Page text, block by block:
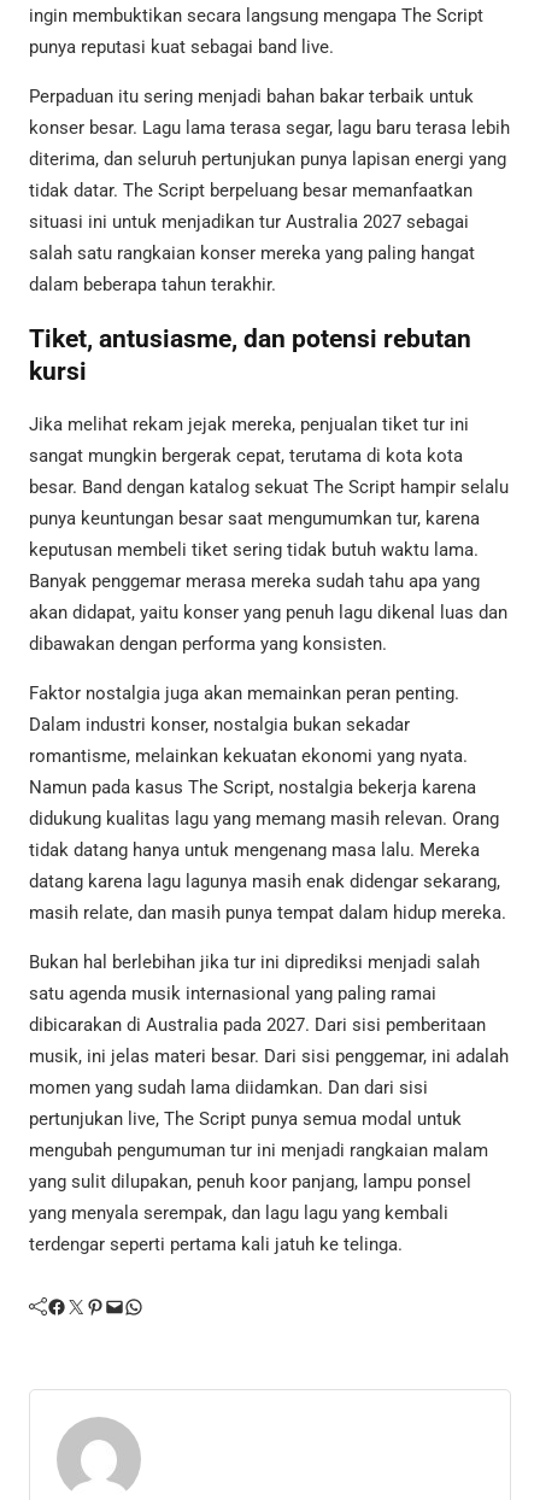
ingin membuktikan secara langsung mengapa The Script
punya reputasi kuat sebagai band live.
Perpaduan itu sering menjadi bahan bakar terbaik untuk
konser besar. Lagu lama terasa segar, lagu baru terasa lebih
diterima, dan seluruh pertunjukan punya lapisan energi yang
tidak datar. The Script berpeluang besar memanfaatkan
situasi ini untuk menjadikan tur Australia 2027 sebagai
salah satu rangkaian konser mereka yang paling hangat
dalam beberapa tahun terakhir.
Tiket, antusiasme, dan potensi rebutan
kursi
Jika melihat rekam jejak mereka, penjualan tiket tur ini
sangat mungkin bergerak cepat, terutama di kota kota
besar. Band dengan katalog sekuat The Script hampir selalu
punya keuntungan besar saat mengumumkan tur, karena
keputusan membeli tiket sering tidak butuh waktu lama.
Banyak penggemar merasa mereka sudah tahu apa yang
akan didapat, yaitu konser yang penuh lagu dikenal luas dan
dibawakan dengan performa yang konsisten.
Faktor nostalgia juga akan memainkan peran penting.
Dalam industri konser, nostalgia bukan sekadar
romantisme, melainkan kekuatan ekonomi yang nyata.
Namun pada kasus The Script, nostalgia bekerja karena
didukung kualitas lagu yang memang masih relevan. Orang
tidak datang hanya untuk mengenang masa lalu. Mereka
datang karena lagu lagunya masih enak didengar sekarang,
masih relate, dan masih punya tempat dalam hidup mereka.
Bukan hal berlebihan jika tur ini diprediksi menjadi salah
satu agenda musik internasional yang paling ramai
dibicarakan di Australia pada 2027. Dari sisi pemberitaan
musik, ini jelas materi besar. Dari sisi penggemar, ini adalah
momen yang sudah lama diidamkan. Dan dari sisi
pertunjukan live, The Script punya semua modal untuk
mengubah pengumuman tur ini menjadi rangkaian malam
yang sulit dilupakan, penuh koor panjang, lampu ponsel
yang menyala serempak, dan lagu lagu yang kembali
terdengar seperti pertama kali jatuh ke telinga.
Facebook Twitter Pinterest Mail WhatsApp